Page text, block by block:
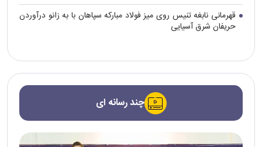
قهرمانی نابغه تنیس روی میز فولاد مبارکه سپاهان با به زانو درآوردن
حریفان شرق آسیایی
چند رسانه ای